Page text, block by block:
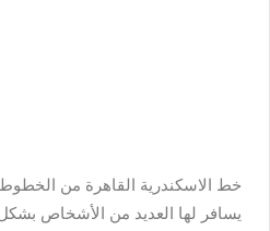
خط الاسكندرية القاهرة من
يسافر لها العديد من الأشخاص